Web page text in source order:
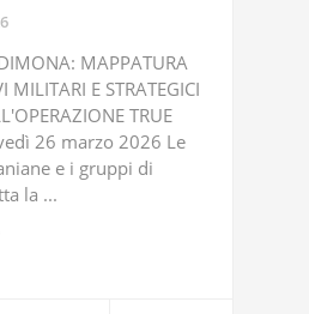
MAPPATURA
MILITARI E STRATEGICI
TRUE
26 marzo 2026 Le
e i gruppi di
la ...